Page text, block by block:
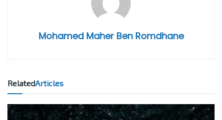
Mohamed Maher Ben Romdhane
RelatedArticles